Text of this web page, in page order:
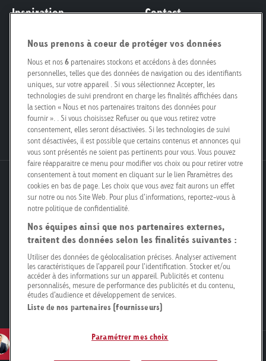
Newsletter
Inspiration
Responsabilité Sociétale des
Entreprises
Smart City
Engagement
Poster Safari
Contact
Formulaire de contact
Personnes de contact
Pour propriétaires fonciers
Nos filiales
Kit média
Postes vacants
Goldbach Neo OOH AG
Bösch 67
6331 Hünenberg
info@goldbachneo.com
+41 58 455 50 00
Directions
Nous prenons à coeur de protéger vos données
Nous et nos6 partenaires stockons et accédons à des données
personnelles, telles que des données de navigation ou des identifiants
uniques, sur votre appareil . Si vous sélectionnez Accepter, les
technologies de suivi prendront en charge les finalités affichées dans
la section « Nous et nos partenaires traitons des données pour
fournir ». . Si vous choisissez Refuser ou que vous retirez votre
consentement, elles seront désactivées. Si les technologies de suivi
sont désactivées, il est possible que certains contenus et annonces qui
vous sont présentés ne soient pas pertinents pour vous. Vous pouvez
faire réapparaître ce menu pour modifier vos choix ou pour retirer votre
consentement à tout moment en cliquant sur le lien Paramètres des
cookies en bas de page. Les choix que vous avez fait aurons un effet
sur notre ou nos Site Web. Pour plus d’informations, reportez-vous à
notre politique de confidentialité.
Nos équipes ainsi que nos partenaires externes,
traitent des données selon les finalités suivantes :
Utiliser des données de géolocalisation précises. Analyser activement
les caractéristiques de l’appareil pour l’identification. Stocker et/ou
accéder à des informations sur un appareil. Publicités et contenu
personnalisés, mesure de performance des publicités et du contenu,
études d’audience et développement de services.
Liste de nos partenaires (fournisseurs)
Paramétrer mes choix